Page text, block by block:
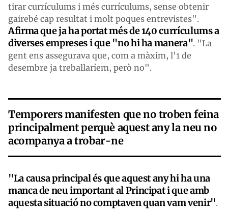
tirar currículums i més currículums, sense obtenir
gairebé cap resultat i molt poques entrevistes".
Afirma que ja ha portat més de 140 currículums a
diverses empreses i que "no hi ha manera". "La
gent ens assegurava que, com a màxim, l'1 de
desembre ja treballaríem, però no".
Temporers manifesten que no troben feina
principalment perquè aquest any la neu no
acompanya a trobar-ne
"La causa principal és que aquest any hi ha una
manca de neu important al Principat i que amb
aquesta situació no comptaven quan vam venir".